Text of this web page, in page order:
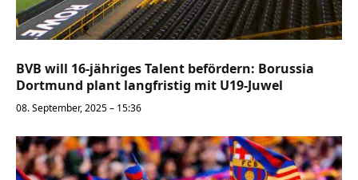
BVB will 16-jähriges Talent befördern: Borussia
Dortmund plant langfristig mit U19-Juwel
08. September, 2025 – 15:36